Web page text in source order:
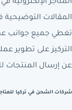
المتاجر الإلكترونية
المقالات التوضيحية
تغطي جميع جوانب
التركيز على تطوير
عن إرسال المنتجات
شركات الشحن في تركيا للمتاجر